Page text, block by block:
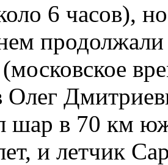
6 часов),
Олег
шар в 70 км
и летчик